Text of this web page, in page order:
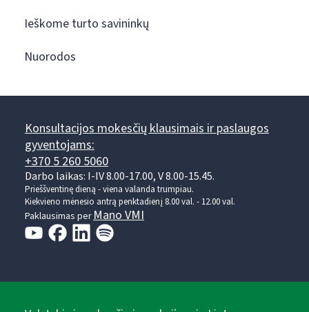
Ieškome turto savininkų
Nuorodos
Konsultacijos mokesčių klausimais ir paslaugos
gyventojams:
+370 5 260 5060
Darbo laikas: I-IV 8.00-17.00, V 8.00-15.45.
Prieššventinę dieną - viena valanda trumpiau.
Kiekvieno mėnesio antrą penktadienį 8.00 val. - 12.00 val.
Paklausimas perMano VMI